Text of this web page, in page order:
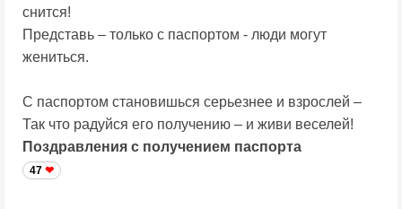
снится!
Представь – только с паспортом - люди могут
жениться.
С паспортом становишься серьезнее и взрослей –
Так что радуйся его получению – и живи веселей!
Поздравления с получением паспорта
47